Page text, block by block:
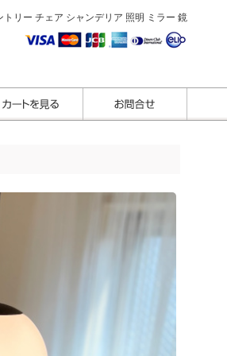
トリー チェア シャンデリア 照明 ミラー 鏡